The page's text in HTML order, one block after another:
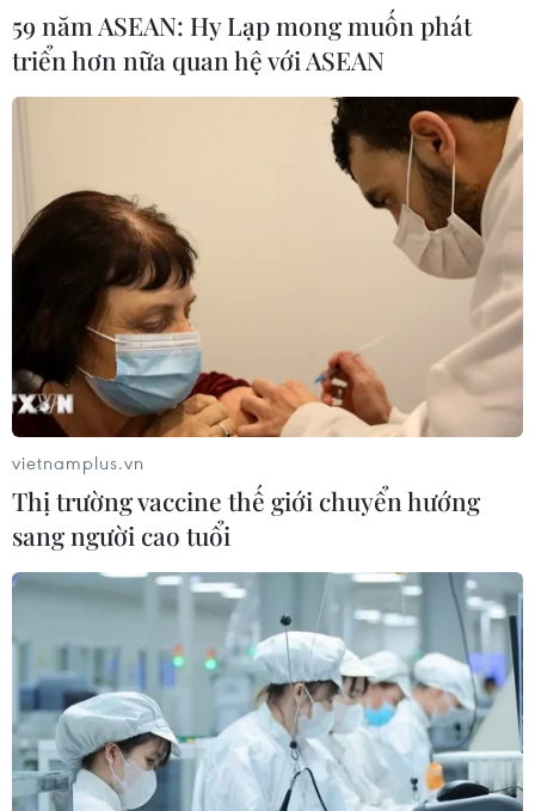
59 năm ASEAN: Hy Lạp mong muốn phát
triển hơn nữa quan hệ với ASEAN
vietnamplus.vn
Thị trường vaccine thế giới chuyển hướng
sang người cao tuổi